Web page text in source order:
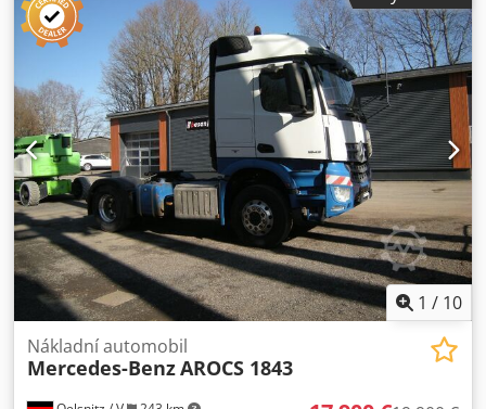
výroby 2007 počet provozních hodin 6348 2 teleskopické
výložníky, ocelová konstrukce pohon čtyřválcovým
vznětovým motorem Deutz 2 převodové stupně velikost
pneumatik 12-16,5 hloubka dezénu 8–15 mm rozvor kol
2460 mm rozložení kol 4x4 celkové rozměry 8400 x 2450 x
2400 mm hmotnost 6358 kg nosnost koše 227 kg otočný koš
Dksdpfozcbdnox Ai Ner koš, ocelová konstrukce
hydraulický výložník koše 1500 mm rozměry koše (d x š x v)
1520 x 760 x 1100 mm ovládání z koše a ze země
Podrobnější údaje a další fotografie vám rádi zašleme na
vyžádání. Tento popis nepředstavuje závaznou nabídku a
může obsahovat chyby. Nejsme odpovědní za správnost
všech uvedených údajů.
1 / 10
Nákladní automobil
Mercedes-BenzAROCS 1843